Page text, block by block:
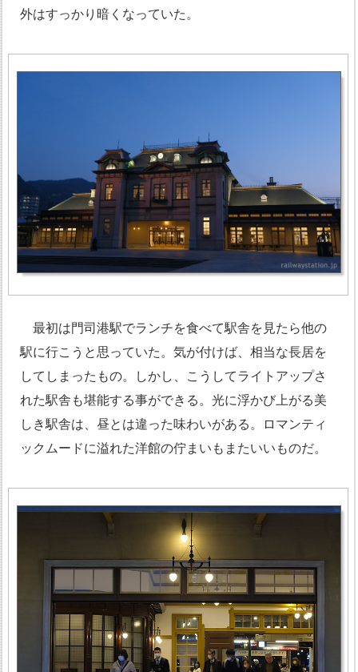
外はすっかり暗くなっていた。
最初は門司港駅でランチを食べて駅舎を見たら他の
駅に行こうと思っていた。気が付けば、相当な長居を
してしまったもの。しかし、こうしてライトアップさ
れた駅舎も堪能する事ができる。光に浮かび上がる美
しき駅舎は、昼とは違った味わいがある。ロマンティ
ックムードに溢れた洋館の佇まいもまたいいものだ。